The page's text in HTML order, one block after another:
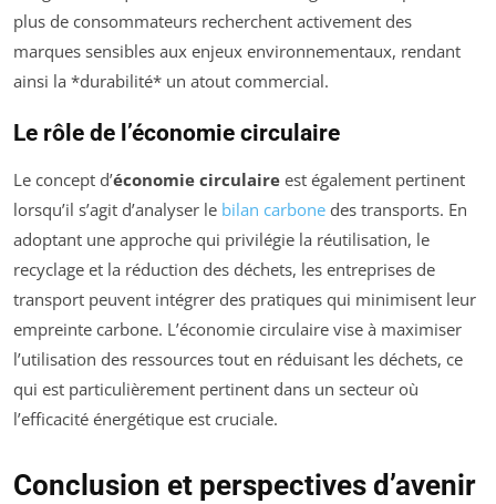
plus de consommateurs recherchent activement des
marques sensibles aux enjeux environnementaux, rendant
ainsi la *durabilité* un atout commercial.
Le rôle de l’économie circulaire
Le concept d’économie circulaire est également pertinent
lorsqu’il s’agit d’analyser le bilan carbone des transports. En
adoptant une approche qui privilégie la réutilisation, le
recyclage et la réduction des déchets, les entreprises de
transport peuvent intégrer des pratiques qui minimisent leur
empreinte carbone. L’économie circulaire vise à maximiser
l’utilisation des ressources tout en réduisant les déchets, ce
qui est particulièrement pertinent dans un secteur où
l’efficacité énergétique est cruciale.
Conclusion et perspectives d’avenir